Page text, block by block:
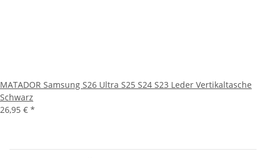
MATADOR Samsung S26 Ultra S25 S24 S23 Leder Vertikaltasche
Schwarz
26,95 € *